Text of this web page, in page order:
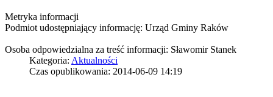
Metryka informacji
Podmiot udostępniający informację: Urząd Gminy Raków
Osoba odpowiedzialna za treść informacji: Sławomir Stanek
Kategoria: Aktualności
Czas opublikowania: 2014-06-09 14:19